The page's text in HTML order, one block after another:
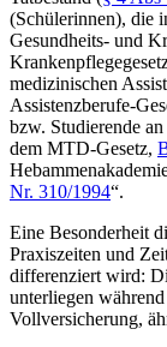
(Schülerinnen), die
Gesundheits- und
medizinischen
Assistenzberufe-
bzw. Studierende
dem MTD-Gesetz,
Nr. 310/1994“.
Eine Besonderheit
Praxiszeiten und
differenziert wird:
unterliegen
Vollversicherung,